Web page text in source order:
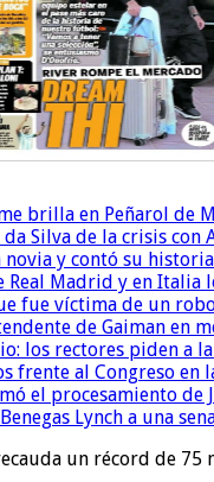
brilla en Peñarol de
Silva de la crisis
y contó su
Real Madrid y en
fue víctima de un
de Gaiman en
los rectores piden a
frente al Congreso en
el procesamiento
Lynch a una
un récord de